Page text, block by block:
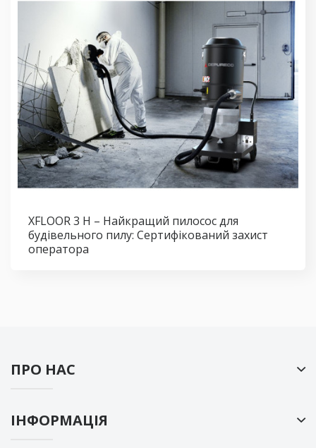
XFLOOR 3 H – Найкращий пилосос для
будівельного пилу: Сертифікований захист
оператора
ПРО НАС
ІНФОРМАЦІЯ